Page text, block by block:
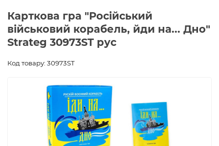
Карткова гра "Російський
військовий корабель, йди на... Дно"
Strateg 30973ST рус
Код товару: 30973ST